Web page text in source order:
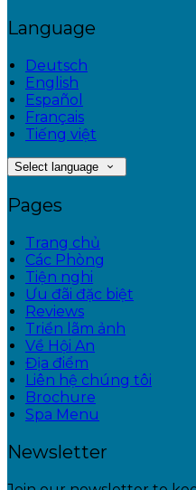
Language
Deutsch
English
Español
Français
Tiếng việt
Select language
Pages
Trang chủ
Các Phòng
Tiện nghi
Ưu đãi đặc biệt
Reviews
Triển lãm ảnh
Về Hội An
Địa điểm
Liên hệ chúng tôi
Brochure
Spa Menu
Newsletter